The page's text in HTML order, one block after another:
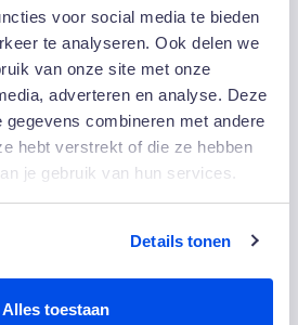
voor social media te bieden
te analyseren. Ook delen we
van onze site met onze
adverteren en analyse. Deze
gegevens combineren met andere
hebt verstrekt of die ze hebben
je gebruik van hun services.
Details tonen
Alles toestaan
als het op schoonmaak
is bij ons dan ook geen
maar signaleren hoe een
datgene schoonmaken wat
een continu veranderende
huurder het fijn om te kunnen
en maakt een
De continu veranderende
instelling.’